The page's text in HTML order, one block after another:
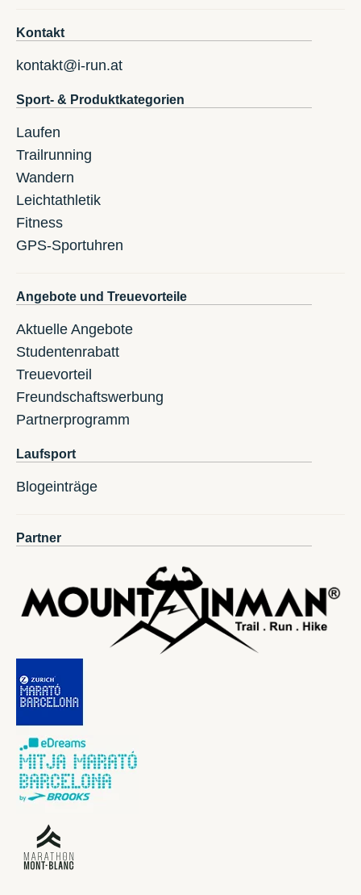
Kontakt
kontakt@i-run.at
Sport- & Produktkategorien
Laufen
Trailrunning
Wandern
Leichtathletik
Fitness
GPS-Sportuhren
Angebote und Treuevorteile
Aktuelle Angebote
Studentenrabatt
Treuevorteil
Freundschaftswerbung
Partnerprogramm
Laufsport
Blogeinträge
Partner